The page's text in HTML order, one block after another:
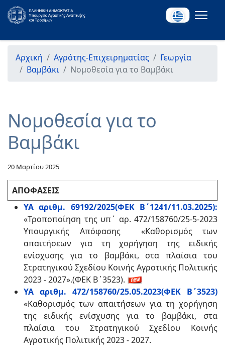
Αρχική Αγρότης-Επιχειρηματίας
Γεωργία
Βαμβάκι
Νομοθεσία για το Βαμβάκι
Νομοθεσία για το
Βαμβάκι
20 Μαρτίου 2025
ΑΠΟΦΑΣΕΙΣ
ΥΑ αριθμ. 69192/2025(ΦΕΚ Β΄1241/11.03.2025):
«Τροποποίηση της υπ΄ αρ. 472/158760/25-5-2023
Υπουργικής Απόφασης «Καθορισμός των
απαιτήσεων για τη χορήγηση της ειδικής
ενίσχυσης για το βαμβάκι, στα πλαίσια του
Στρατηγικού Σχεδίου Κοινής Αγροτικής Πολιτικής
2023 - 2027».(ΦΕΚ Β΄3523).
ΥΑ αριθμ. 472/158760/25.05.2023(ΦΕΚ Β΄3523)
«Καθορισμός των απαιτήσεων για τη χορήγηση
της ειδικής ενίσχυσης για το βαμβάκι, στα
πλαίσια του Στρατηγικού Σχεδίου Κοινής
Αγροτικής Πολιτικής 2023 - 2027.